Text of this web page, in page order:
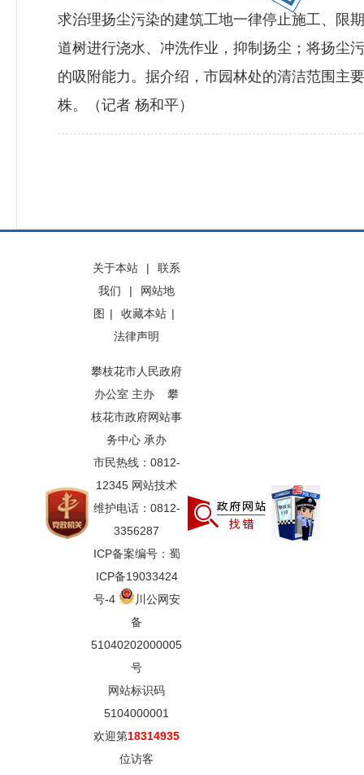
求治理扬尘污染的建筑工地一律停止施工、限
道树进行浇水、冲洗作业，抑制扬尘；将扬尘
的吸附能力。据介绍，市园林处的清洁范围主
株。（记者 杨和平）
关于本站 |
联系
我们
|
网站地
图 | 收藏本站 |
法律声明
攀枝花市人民政府
办公室 主办 攀
枝花市政府网站事
务中心 承办
市民热线：0812-
12345 网站技术
维护电话：0812-
3356287
ICP备案编号：蜀
ICP备19033424
号-4
川公网安
备
51040202000005
号
网站标识码
5104000001
欢迎第18314935
位访客